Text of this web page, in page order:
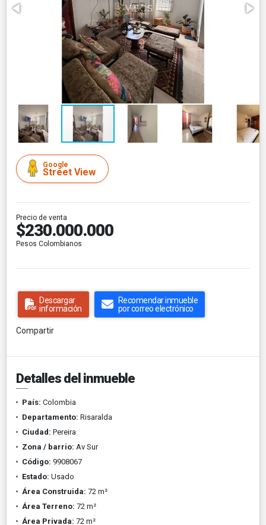
Google
Street View
Precio de venta
$230.000.000
Pesos Colombianos
Descargar
información
Recomendar inmueble
por correo electrónico
Compartir
Detalles del inmueble
País: Colombia
Departamento: Risaralda
Ciudad: Pereira
Zona / barrio: Av Sur
Código: 9908067
Estado: Usado
Área Construida: 72 m²
Área Terreno: 72 m²
Área Privada: 72 m²